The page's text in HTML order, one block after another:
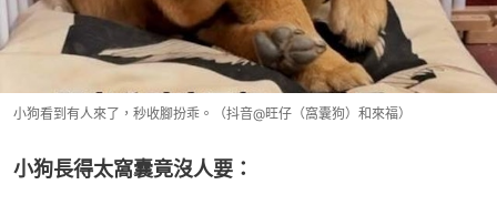
小狗看到有人來了，秒收腳扮乖。（抖音@旺仔（窩囊狗）和來福）
小狗長得太窩囊竟沒人要：